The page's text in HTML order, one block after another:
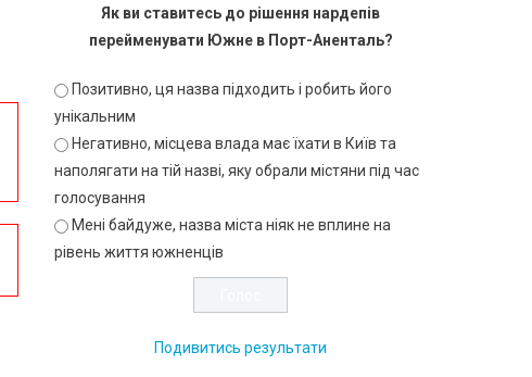
Як ви ставитесь до рішення нардепів
перейменувати Южне в Порт-Аненталь?
Позитивно, ця назва підходить і робить його
унікальним
Негативно, місцева влада має їхати в Київ та
наполягати на тій назві, яку обрали містяни під час
голосування
Мені байдуже, назва міста ніяк не вплине на
рівень життя южненців
Подивитись результати